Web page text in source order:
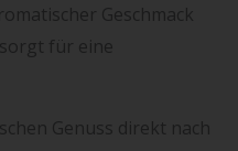
Geschmack
für eine
Genuss direkt nach